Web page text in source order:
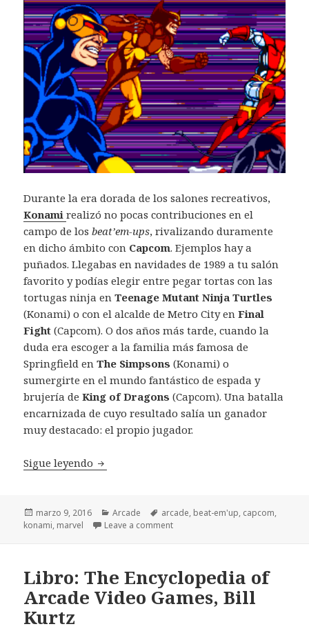
Durante la era dorada de los salones recreativos,
Konami realizó no pocas contribuciones en el
campo de losbeat’em-ups, rivalizando duramente
en dicho ámbito con Capcom. Ejemplos hay a
puñados. Llegabas en navidades de 1989 a tu salón
favorito y podías elegir entre pegar tortas con las
tortugas ninja enTeenage Mutant Ninja Turtles
(Konami) o con el alcalde de Metro City enFinal
Fight (Capcom). O dos años más tarde, cuando la
duda era escoger a la familia más famosa de
Springfield enThe Simpsons (Konami) o
sumergirte en el mundo fantástico de espada y
brujería deKing of Dragons (Capcom). Una batalla
encarnizada de cuyo resultado salía un ganador
muy destacado: el propio jugador.
Sigue leyendo X-Men (Konami, arcade de 1992)
Publicado
el
marzo 9, 2016 Categorías
Arcade Etiquetas
arcade, beat-em'up, capcom,
konami, marvel Leave a comment
Libro: The Encyclopedia of
Arcade Video Games, Bill
Kurtz